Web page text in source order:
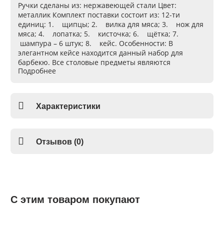
Ручки сделаны из: нержавеющей стали Цвет:
металлик Комплект поставки состоит из: 12-ти
единиц: 1 . щипцы; 2. вилка для мяса; 3. нож для
мяса; 4. лопатка; 5. кисточка; 6. щётка; 7.
шампура – 6 штук; 8. кейс. Особенности: В
элегантном кейсе находится данный набор для
барбекю. Все столовые предметы являются
безопасными, функциональными и обладают
используют как начинающие повара, так и
профессионалы. Поверхность инструментов
компактный, много места не занимает, поэтому
транспортировать его не сложно. В интернет-
Подробнее
Характеристики
Отзывов (0)
С этим товаром покупают